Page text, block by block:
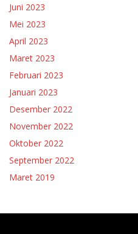
Juni 2023
Mei 2023
April 2023
Maret 2023
Februari 2023
Januari 2023
Desember 2022
November 2022
Oktober 2022
September 2022
Maret 2019